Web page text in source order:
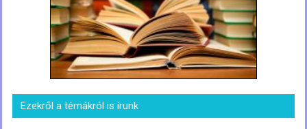
Ezekről a témákról is írunk